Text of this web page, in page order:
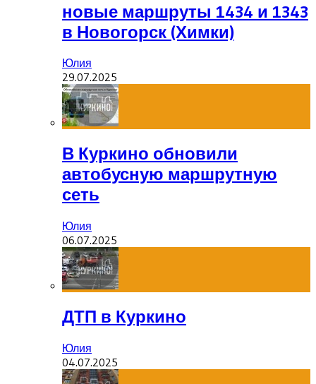
новые маршруты 1434 и 1343
в Новогорск (Химки)
Юлия
29.07.2025
В Куркино обновили
автобусную маршрутную
сеть
Юлия
06.07.2025
ДТП в Куркино
Юлия
04.07.2025